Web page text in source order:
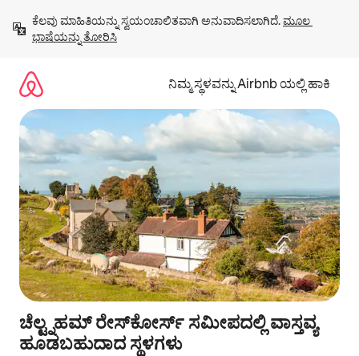
ಹೋಗಿ
ಕೆಲವು ಮಾಹಿತಿಯನ್ನು ಸ್ವಯಂಚಾಲಿತವಾಗಿ ಅನುವಾದಿಸಲಾಗಿದೆ. ಮೂಲ
ಭಾಷೆಯನ್ನು ತೋರಿಸಿ
ನಿಮ್ಮ ಸ್ಥಳವನ್ನು Airbnb ಯಲ್ಲಿ ಹಾಕಿ
ಚೆಲ್ಟ್ನಹಮ್ ರೇಸ್‌ಕೋರ್ಸ್ ಸಮೀಪದಲ್ಲಿ ವಾಸ್ತವ್ಯ
ಹೂಡಬಹುದಾದ ಸ್ಥಳಗಳು